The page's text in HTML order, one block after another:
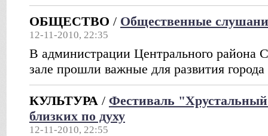
ОБЩЕСТВО / Общественные
12-11-2010, 22:35
В администрации Центрального района
зале прошли важные для развития
КУЛЬТУРА / Фестиваль
близких по духу
12-11-2010, 22:55